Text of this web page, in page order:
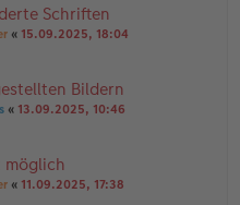
Schriften
« 15.09.2025, 18:04
Bildern
« 13.09.2025, 10:46
möglich
« 11.09.2025, 17:38